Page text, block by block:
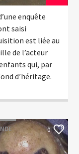
enquête
saisi
est liée au
de l’acteur
qui, par
d’héritage.
0